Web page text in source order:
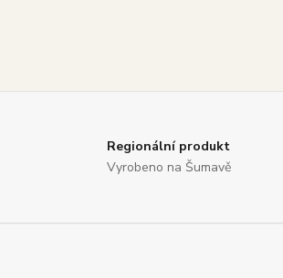
Regionální produkt
Vyrobeno na Šumavě